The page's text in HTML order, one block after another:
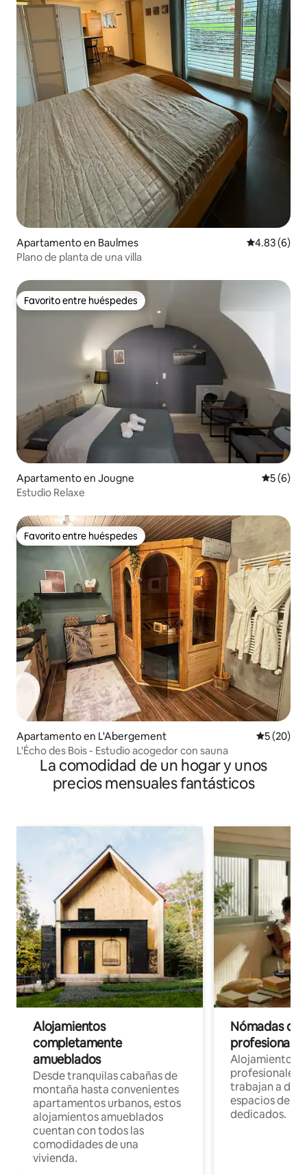
Apartamento en Baulmes Calificación
4.83 (6)
Plano de planta de una villa
Favorito entre huéspedes
Favorito entre huéspedes
Apartamento en Jougne
5 (6)
Estudio Relaxe
Favorito entre huéspedes
Favorito entre huéspedes
Apartamento en L'Abergement
5 (20)
L'Écho des Bois - Estudio acogedor con sauna
La comodidad de un hogar y unos
precios mensuales fantásticos
Alojamientos
completamente
amueblados
Desde tranquilas cabañas de
montaña hasta convenientes
apartamentos urbanos, estos
alojamientos amueblados
cuentan con todos las
comodidades de una
vivienda.
Nómadas
Alojamientos
profesionales
trabajan a
espacios de
dedicados.